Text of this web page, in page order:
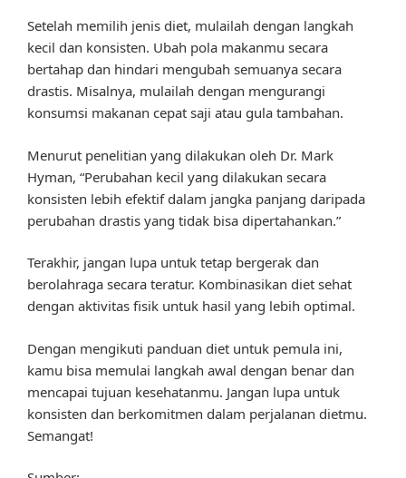
Setelah memilih jenis diet, mulailah dengan langkah
kecil dan konsisten. Ubah pola makanmu secara
bertahap dan hindari mengubah semuanya secara
drastis. Misalnya, mulailah dengan mengurangi
konsumsi makanan cepat saji atau gula tambahan.
Menurut penelitian yang dilakukan oleh Dr. Mark
Hyman, “Perubahan kecil yang dilakukan secara
konsisten lebih efektif dalam jangka panjang daripada
perubahan drastis yang tidak bisa dipertahankan.”
Terakhir, jangan lupa untuk tetap bergerak dan
berolahraga secara teratur. Kombinasikan diet sehat
dengan aktivitas fisik untuk hasil yang lebih optimal.
Dengan mengikuti panduan diet untuk pemula ini,
kamu bisa memulai langkah awal dengan benar dan
mencapai tujuan kesehatanmu. Jangan lupa untuk
konsisten dan berkomitmen dalam perjalanan dietmu.
Semangat!